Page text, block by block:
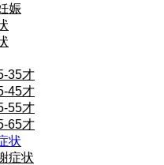
娠
35才
45才
55才
65才
状
症状